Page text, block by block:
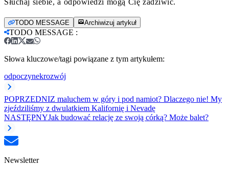
TODO MESSAGE Archiwizuj artykuł
TODO MESSAGE :
Słowa kluczowe/tagi powiązane z tym artykułem:
odpoczynekrozwój
POPRZEDNIZ maluchem w góry i pod namiot? Dlaczego nie! My
zjeździliśmy z dwulatkiem Kalifornię i Nevadę
NASTĘPNYJak budować relację ze swoją córką? Może balet?
Newsletter